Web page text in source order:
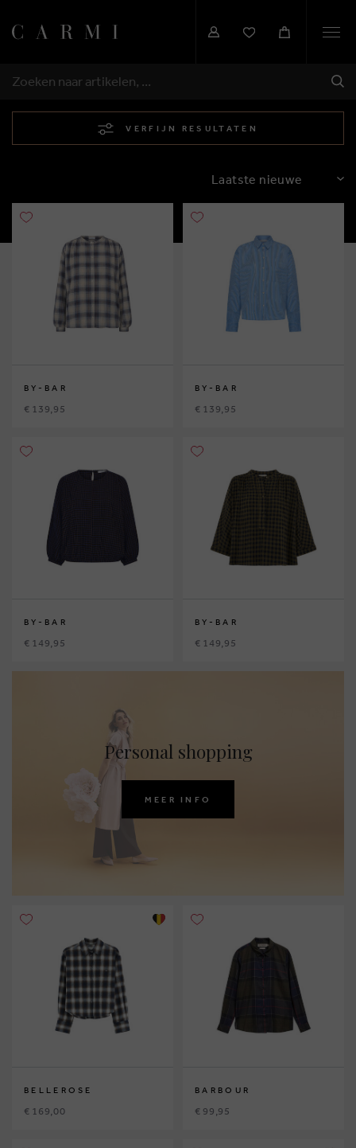
ZOEKEN
VERFIJN RESULTATEN
SORTEREN
BY-BAR
€ 139,95
BY-BAR
€ 139,95
BY-BAR
€ 149,95
BY-BAR
€ 149,95
Personal shopping
MEER INFO
BELLEROSE
€ 169,00
BARBOUR
€ 99,95